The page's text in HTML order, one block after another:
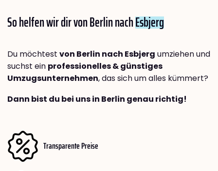
So helfen wir dir von Berlin nachEsbjerg
Du möchtest von Berlin nach Esbjerg umziehen und
suchst ein professionelles & günstiges
Umzugsunternehmen, das sich um alles kümmert?
Dann bist du bei uns in Berlin genau richtig!
Transparente Preise